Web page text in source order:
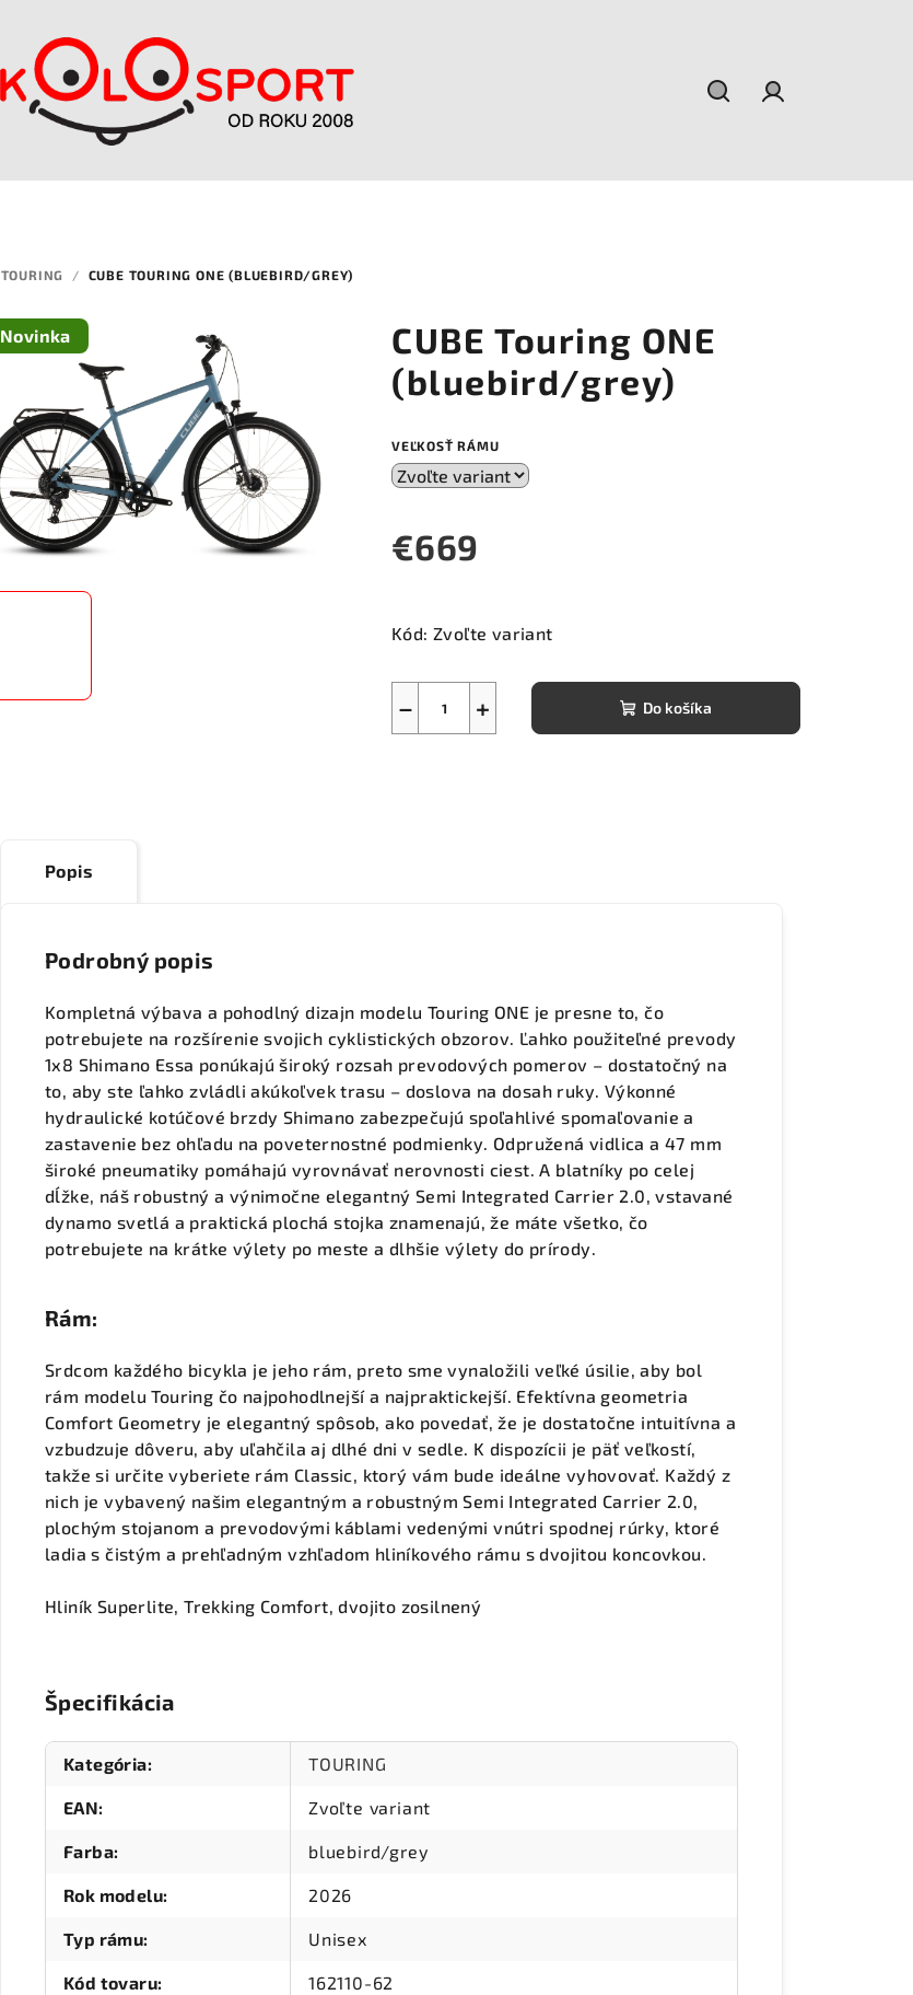
TOURING / CUBE TOURING ONE (BLUEBIRD/GREY)
CUBE Touring ONE
(bluebird/grey)
VEĽKOSŤ RÁMU
€669
cena:
Kód: Zvoľte variant
+
− Do košíka
Novinka
Popis
Podrobný popis
Kompletná výbava a pohodlný dizajn modelu Touring ONE je presne to, čo
potrebujete na rozšírenie svojich cyklistických obzorov. Ľahko použiteľné prevody
1x8 Shimano Essa ponúkajú široký rozsah prevodových pomerov – dostatočný na
to, aby ste ľahko zvládli akúkoľvek trasu – doslova na dosah ruky. Výkonné
hydraulické kotúčové brzdy Shimano zabezpečujú spoľahlivé spomaľovanie a
zastavenie bez ohľadu na poveternostné podmienky. Odpružená vidlica a 47 mm
široké pneumatiky pomáhajú vyrovnávať nerovnosti ciest. A blatníky po celej
dĺžke, náš robustný a výnimočne elegantný Semi Integrated Carrier 2.0, vstavané
dynamo svetlá a praktická plochá stojka znamenajú, že máte všetko, čo
potrebujete na krátke výlety po meste a dlhšie výlety do prírody.
Rám:
Srdcom každého bicykla je jeho rám, preto sme vynaložili veľké úsilie, aby bol
rám modelu Touring čo najpohodlnejší a najpraktickejší. Efektívna geometria
Comfort Geometry je elegantný spôsob, ako povedať, že je dostatočne intuitívna a
vzbudzuje dôveru, aby uľahčila aj dlhé dni v sedle. K dispozícii je päť veľkostí,
takže si určite vyberiete rám Classic, ktorý vám bude ideálne vyhovovať. Každý z
nich je vybavený našim elegantným a robustným Semi Integrated Carrier 2.0,
plochým stojanom a prevodovými káblami vedenými vnútri spodnej rúrky, ktoré
ladia s čistým a prehľadným vzhľadom hliníkového rámu s dvojitou koncovkou.
Hliník Superlite, Trekking Comfort, dvojito zosilnený
Špecifikácia
Kategória: TOURING
EAN: Zvoľte variant
Farba: bluebird/grey
Rok modelu: 2026
Typ rámu: Unisex
Kód tovaru: 162110-62